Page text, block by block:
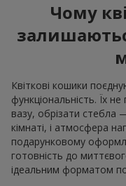
Чому
Квіткові кошики
функціональність. Їх
вазу, обрізати стебла
кімнаті, і атмосфера
подарунковому
готовність до
ідеальним форматом